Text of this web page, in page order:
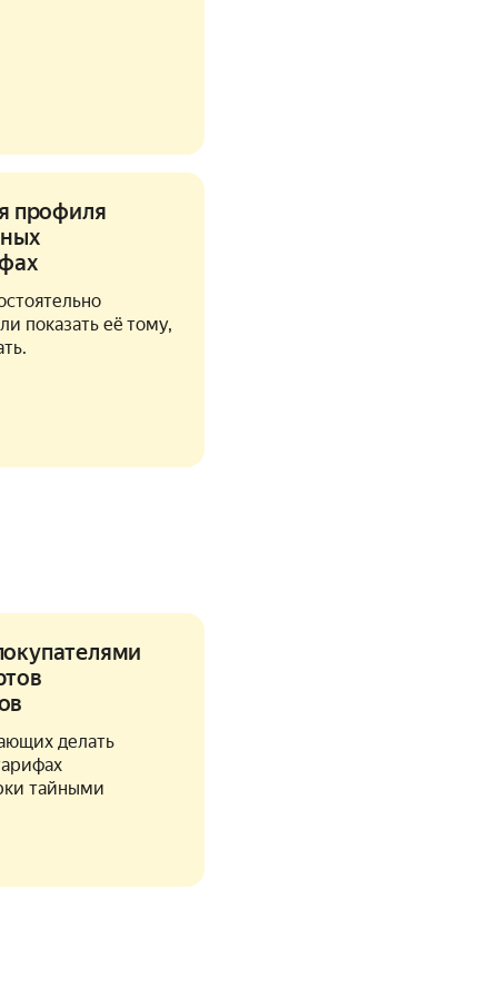
профиля
показать её тому,
делать
тайными